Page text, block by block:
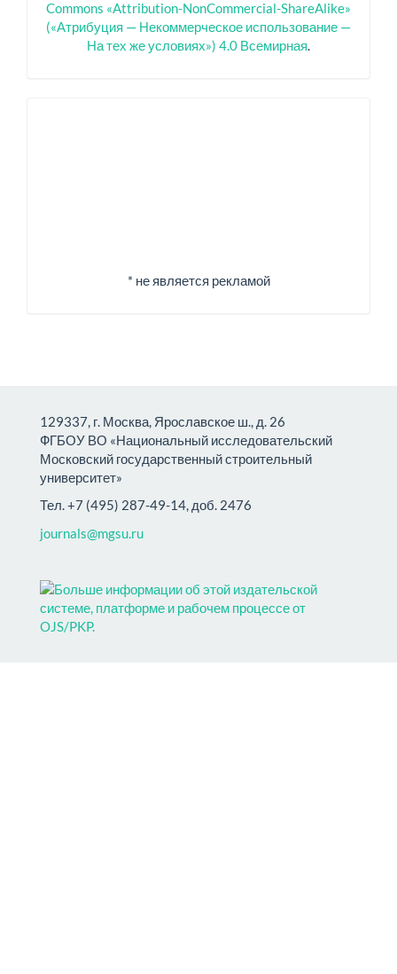
Commons «Attribution-NonCommercial-ShareAlike»
(«Атрибуция — Некоммерческое использование —
На тех же условиях») 4.0 Всемирная.
* не является рекламой
129337, г. Москва, Ярославское ш., д. 26
ФГБОУ ВО «Национальный исследовательский
Московский государственный строительный
университет»
Тел. +7 (495) 287-49-14, доб. 2476
journals@mgsu.ru